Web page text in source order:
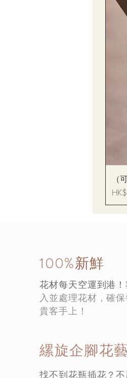
（
價格
花材每天空運到港
入並處理花材，確
貴客手上！
100%新鮮
縲旋企腳花
找不到花瓶插花？